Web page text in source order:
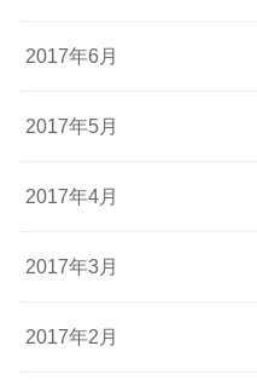
2017年6月
2017年5月
2017年4月
2017年3月
2017年2月